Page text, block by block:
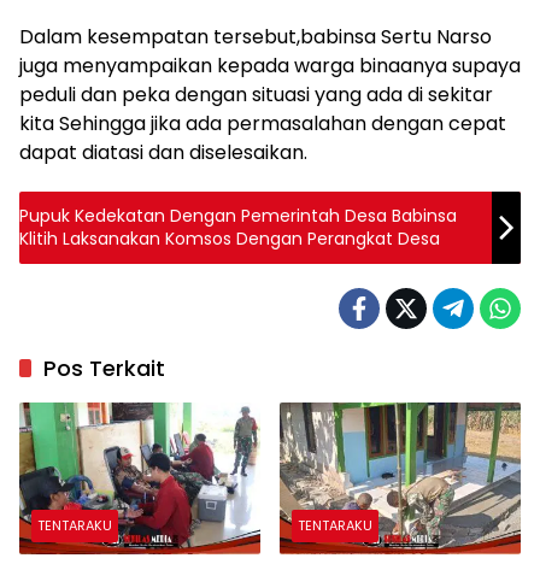
Dalam kesempatan tersebut,babinsa Sertu Narso
juga menyampaikan kepada warga binaanya supaya
peduli dan peka dengan situasi yang ada di sekitar
kita Sehingga jika ada permasalahan dengan cepat
dapat diatasi dan diselesaikan.
Pupuk Kedekatan Dengan Pemerintah Desa Babinsa
Klitih Laksanakan Komsos Dengan Perangkat Desa
Pos Terkait
TENTARAKU TENTARAKU